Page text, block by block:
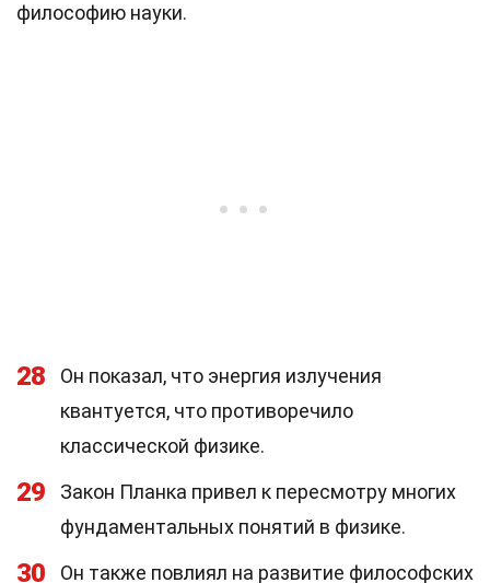
философию науки.
28
Он показал, что энергия излучения
квантуется, что противоречило
классической физике.
29
Закон Планка привел к пересмотру многих
фундаментальных понятий в физике.
30
Он также повлиял на развитие философских